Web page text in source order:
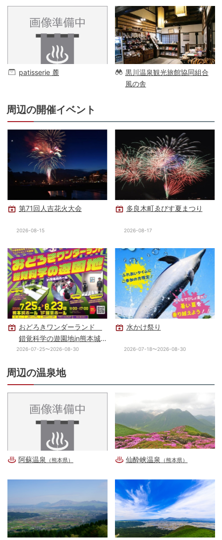
patisserie 麓
黒川温泉観光旅館協同組合
風の舎
周辺の開催イベント
第71回人吉花火大会
2026-08-15
多良木町ゑびす夏まつり
2026-08-17
おどろきワンダーランド
錯覚科学の遊園地in熊本城
ホール
2026-07-25〜2026-08-30
水かけ祭り
2026-07-18〜2026-08-30
周辺の温泉地
阿蘇温泉 （熊本県） 仙酔峡温泉 （熊本県）